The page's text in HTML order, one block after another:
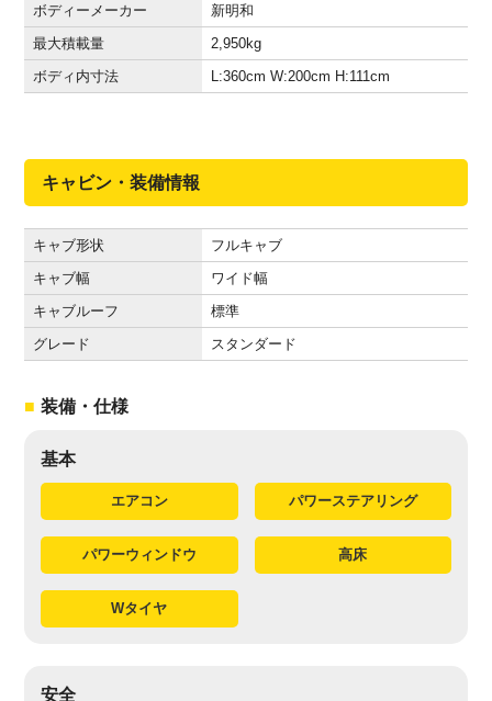
ボディーメーカー
新明和
最大積載量
2,950kg
ボディ内寸法
L:360cm W:200cm H:111cm
キャビン・装備情報
キャブ形状
フルキャブ
キャブ幅
ワイド幅
キャブルーフ
標準
グレード
スタンダード
装備・仕様
基本
エアコン パワーステアリング
パワーウィンドウ 高床
Wタイヤ
安全